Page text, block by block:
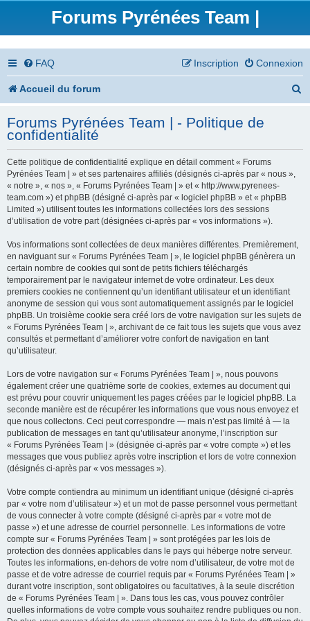
Forums Pyrénées Team |
FAQ Connexion
Inscription
Accueil du forum
h
Forums Pyrénées Team | - Politique de
confidentialité
Cette politique de confidentialité explique en détail comment « Forums
Pyrénées Team | » et ses partenaires affiliés (désignés ci-après par « nous »,
« notre », « nos », « Forums Pyrénées Team | » et « http://www.pyrenees-
team.com ») et phpBB (désigné ci-après par « logiciel phpBB » et « phpBB
Limited ») utilisent toutes les informations collectées lors des sessions
d’utilisation de votre part (désignées ci-après par « vos informations »).
Vos informations sont collectées de deux manières différentes. Premièrement,
en naviguant sur « Forums Pyrénées Team | », le logiciel phpBB génèrera un
certain nombre de cookies qui sont de petits fichiers téléchargés
temporairement par le navigateur internet de votre ordinateur. Les deux
premiers cookies ne contiennent qu’un identifiant utilisateur et un identifiant
anonyme de session qui vous sont automatiquement assignés par le logiciel
phpBB. Un troisième cookie sera créé lors de votre navigation sur les sujets de
« Forums Pyrénées Team | », archivant de ce fait tous les sujets que vous avez
consultés et permettant d’améliorer votre confort de navigation en tant
qu’utilisateur.
Lors de votre navigation sur « Forums Pyrénées Team | », nous pouvons
également créer une quatrième sorte de cookies, externes au document qui
est prévu pour couvrir uniquement les pages créées par le logiciel phpBB. La
seconde manière est de récupérer les informations que vous nous envoyez et
que nous collectons. Ceci peut correspondre — mais n’est pas limité à — la
publication de messages en tant qu’utilisateur anonyme, l’inscription sur
« Forums Pyrénées Team | » (désignée ci-après par « votre compte ») et les
messages que vous publiez après votre inscription et lors de votre connexion
(désignés ci-après par « vos messages »).
Votre compte contiendra au minimum un identifiant unique (désigné ci-après
par « votre nom d’utilisateur ») et un mot de passe personnel vous permettant
de vous connecter à votre compte (désigné ci-après par « votre mot de
passe ») et une adresse de courriel personnelle. Les informations de votre
compte sur « Forums Pyrénées Team | » sont protégées par les lois de
protection des données applicables dans le pays qui héberge notre serveur.
Toutes les informations, en-dehors de votre nom d’utilisateur, de votre mot de
passe et de votre adresse de courriel requis par « Forums Pyrénées Team | »
durant votre inscription, sont obligatoires ou facultatives, à la seule discrétion
de « Forums Pyrénées Team | ». Dans tous les cas, vous pouvez contrôler
quelles informations de votre compte vous souhaitez rendre publiques ou non.